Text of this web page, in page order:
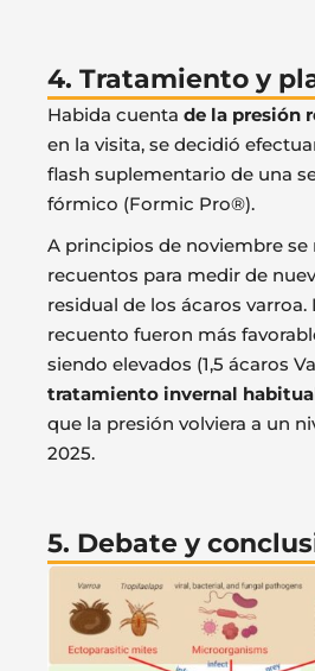
4. Tratamiento y
Habida cuenta de la presión
en la visita, se decidió
flash suplementario de una
fórmico (Formic Pro®).
A principios de noviembre se
recuentos para medir de
residual de los ácaros varroa.
recuento fueron más
siendo elevados (1,5 ácaros
tratamiento invernal
que la presión volviera a un
2025.
5. Debate y